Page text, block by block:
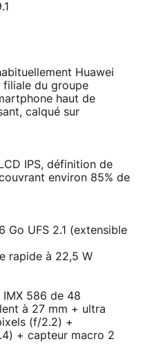
Huawei
filiale du groupe
haut de
calqué sur
IPS, définition de
environ 85% de
Go UFS 2.1 (extensible
rapide à 22,5 W
IMX 586 de 48
à 27 mm + ultra
(f/2.2) +
+ capteur macro 2